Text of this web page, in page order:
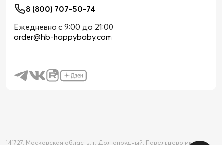
8 (800) 707-50-74
Ежедневно с 9:00 до 21:00
order@hb-happybaby.com
141727, Московская область, г. Долгопрудный, Павельцево мкр-н,